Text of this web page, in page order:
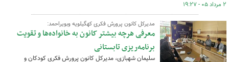
۲ مرداد ۰۵ - ۱۹:۲۷
مدیرکل کانون پرورش فکری کهگیلویه وبویراحمد:
معرفی هرچه بیشتر کانون به خانواده‌ها و تقویت
برنامه‌ریزی تابستانی
سلیمان شهبازی، مدیرکل کانون پرورش فکری کودکان و